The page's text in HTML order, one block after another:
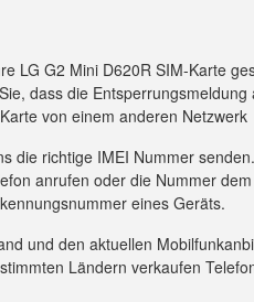
LG G2 Mini D620R SIM-Karte
dass die
von einem anderen
die richtige IMEI Nummer
anrufen oder die Nummer
eines Geräts.
und den aktuellen
Ländern verkaufen